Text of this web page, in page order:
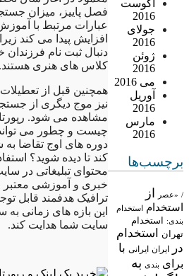
آگوست
2016
جولای
2016
ژوئن
2016
می 2016
آوریل
2016
مارس
2016
برچسب‌ها
/ «عصر از
استخدام استخدام
بندی: استخدام
تهران
استخدام
در
ایران ایرانی با
برای بندی به
فصل پاییز، میزان
عبارات مرتبط با
افزایش پیدا می کند
دنبال ثبت نام فرزندان
کلاس های هنری هستند.
همچنین قبل از تعطیلات
نیز موج دیگری از
مشاهده می شود.
چیست و چطور می
دوره های اوج تقاضا
کند تا دیده شوید؟
محتوای تبلیغاتی در
خبری و آموزشی معتبر
ترافیک هدفمند قابل
این بازه های زمانی
سایت شما هدایت کند.